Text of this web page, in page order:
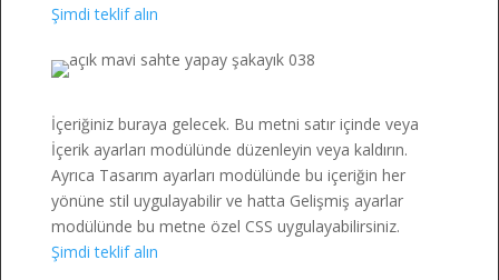
Şimdi teklif alın
İçeriğiniz buraya gelecek. Bu metni satır içinde veya
İçerik ayarları modülünde düzenleyin veya kaldırın.
Ayrıca Tasarım ayarları modülünde bu içeriğin her
yönüne stil uygulayabilir ve hatta Gelişmiş ayarlar
modülünde bu metne özel CSS uygulayabilirsiniz.
Şimdi teklif alın